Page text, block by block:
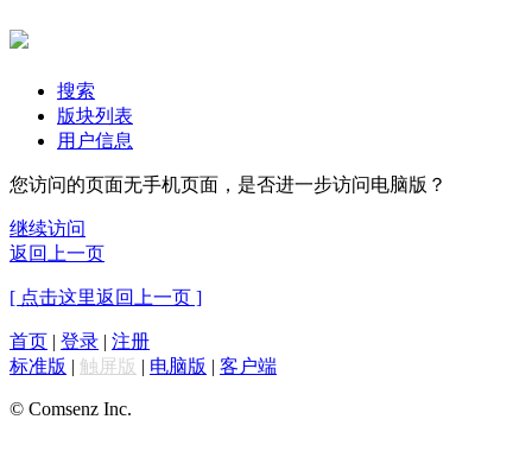
搜索
版块列表
用户信息
您访问的页面无手机页面，是否进一步访问电脑版？
继续访问
返回上一页
[ 点击这里返回上一页 ]
首页 | 登录 | 注册
标准版 | 触屏版 | 电脑版 | 客户端
© Comsenz Inc.